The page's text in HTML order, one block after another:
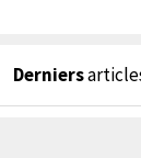
Derniers